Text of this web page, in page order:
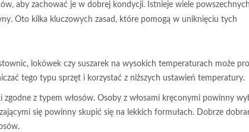
aby zachować je w dobrej kondycji. Istnieje wiele powszechnych
Oto kilka kluczowych zasad, które pomogą w uniknięciu tych
lokówek czy suszarek na wysokich temperaturach może
tego typu sprzęt i korzystać z niższych ustawień temperatury.
z typem włosów. Osoby z włosami kręconymi powinny
się powinny skupić się na lekkich formułach. Dobrze